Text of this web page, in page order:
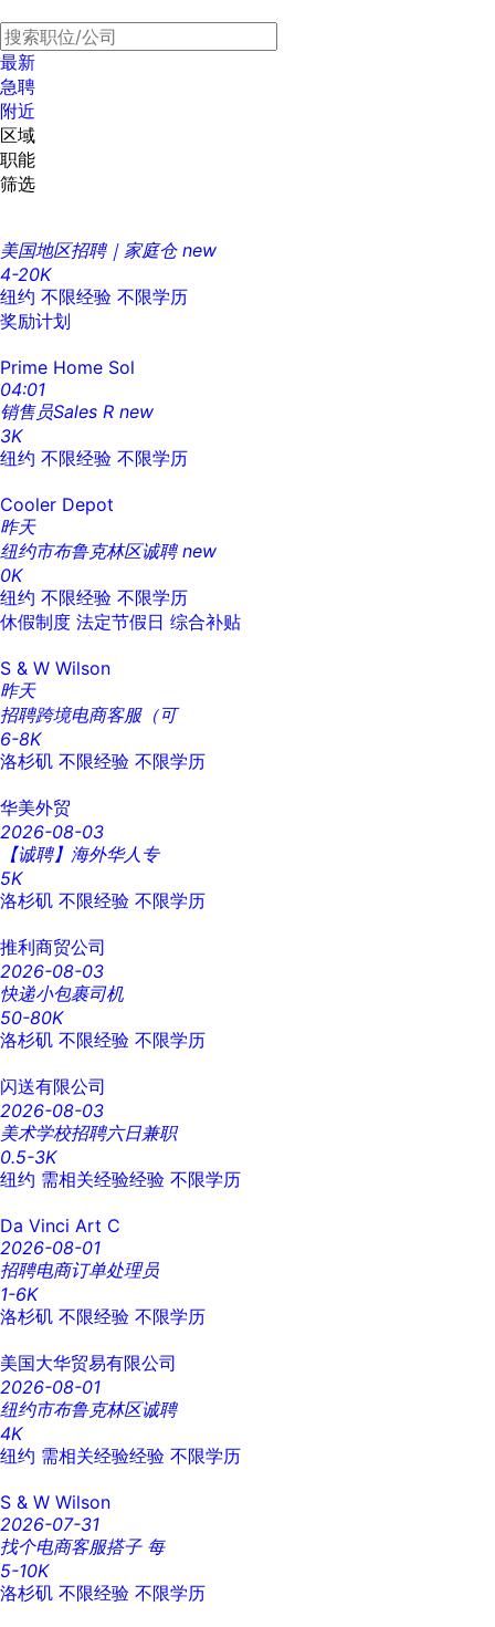
最新
急聘
附近
区域
职能
筛选
美国地区招聘｜家庭仓 new
4-20K
纽约 不限经验 不限学历
奖励计划
Prime Home Sol
04:01
销售员Sales R new
3K
纽约 不限经验 不限学历
Cooler Depot
昨天
纽约市布鲁克林区诚聘 new
0K
纽约 不限经验 不限学历
休假制度 法定节假日 综合补贴
S & W Wilson
昨天
招聘跨境电商客服（可
6-8K
洛杉矶 不限经验 不限学历
华美外贸
2026-08-03
【诚聘】海外华人专
5K
洛杉矶 不限经验 不限学历
推利商贸公司
2026-08-03
快递小包裹司机
50-80K
洛杉矶 不限经验 不限学历
闪送有限公司
2026-08-03
美术学校招聘六日兼职
0.5-3K
纽约 需相关经验经验 不限学历
Da Vinci Art C
2026-08-01
招聘电商订单处理员
1-6K
洛杉矶 不限经验 不限学历
美国大华贸易有限公司
2026-08-01
纽约市布鲁克林区诚聘
4K
纽约 需相关经验经验 不限学历
S & W Wilson
2026-07-31
找个电商客服搭子 每
5-10K
洛杉矶 不限经验 不限学历